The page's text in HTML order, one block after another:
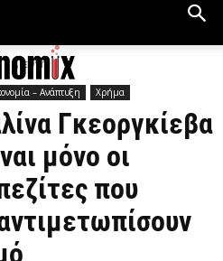
Διεθνή
– Ανάπτυξη Χρήμα
Γκεοργκίεβα
μόνο οι
που